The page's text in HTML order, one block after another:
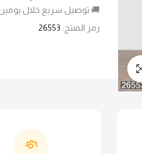
🚚 توصيل سريع خلال يومين لـ ٣ ايام
رمز المنتج: 26553